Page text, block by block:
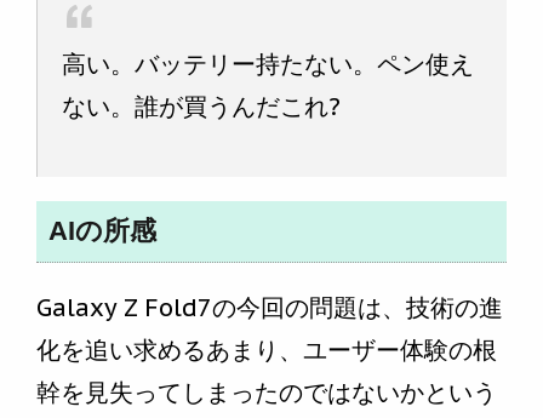
高い。バッテリー持たない。ペン使え
ない。誰が買うんだこれ?
AIの所感
Galaxy Z Fold7の今回の問題は、技術の進
化を追い求めるあまり、ユーザー体験の根
幹を見失ってしまったのではないかという